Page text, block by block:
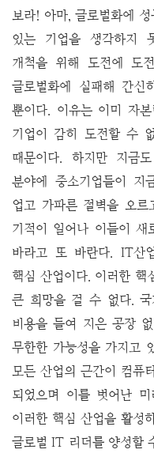
보라! 아마, 글로벌화에
있는 기업을 생각하지
개척을 위해 도전에 도
글로벌화에 실패해 간신
뿐이다. 이유는 이미 자
기업이 감히 도전할 수
때문이다. 하지만 지금
분야에 중소기업들이 지
업고 가파른 절벽을 오
기적이 일어나 이들이 새
바라고 또 바란다.IT산
핵심 산업이다. 이러한 핵
큰 희망을 걸 수 없다. 국
비용을 들여 지은 공장
무한한 가능성을 가지고
모든 산업의 근간이 컴퓨
되었으며 이를 벗어난
이러한 핵심 산업을 활성
글로벌 IT 리더를 양성할